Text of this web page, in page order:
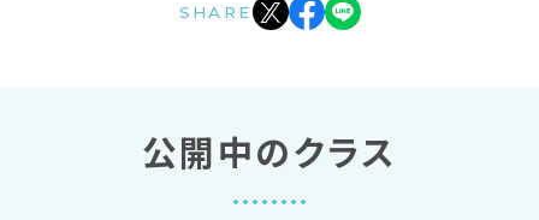
SHARE
公開中のクラス